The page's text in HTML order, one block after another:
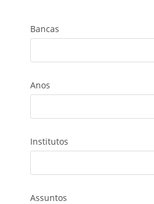
Bancas
Anos
Institutos
Assuntos